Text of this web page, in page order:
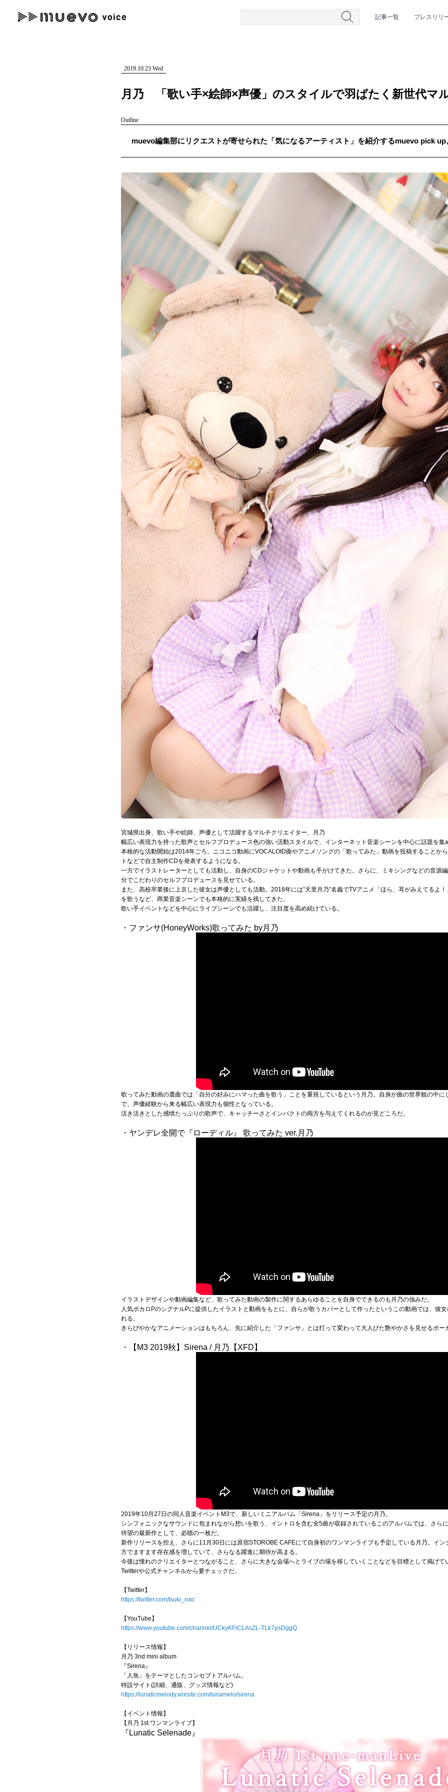
記事一覧 プレスリリ
#女性SSW #ロック #男性シンガー #HR/HM #女性シンガー #ヒップホップ #男性シンガーグルー
"読者の声を形にする”音楽特化メディア
2019.10.23 Wed
月乃 「歌い手×絵師×声優」のスタイルで羽ばたく新世代マ
Outline
muevo編集部にリクエストが寄せられた「気になるアーティスト」を紹介するmuevo pick
宮城県出身、歌い手や絵師、声優として活躍するマルチクリエイター、月乃
幅広い表現力を持った歌声とセルフプロデュース色の強い活動スタイルで、インターネット音楽シーンを中心に話題を集
本格的な活動開始は2014年ごろ。ニコニコ動画にVOCALOID曲やアニメソングの「歌ってみた」動画を投稿することか
トなどで自主制作CDを発表するようになる。
一方でイラストレーターとしても活動し、自身のCDジャケットや動画も手がけてきた。さらに、ミキシングなどの音源
分でこだわりのセルフプロデュースを見せている。
また、高校卒業後に上京した彼女は声優としても活動。2018年には”天里月乃”名義でTVアニメ「ほら、耳がみえてるよ
を歌うなど、商業音楽シーンでも本格的に実績を残してきた。
歌い手イベントなどを中心にライブシーンでも活躍し、注目度を高め続けている。
・ファンサ(HoneyWorks)歌ってみた by月乃
歌ってみた動画の選曲では「自分の好みにハマった曲を歌う」ことを重視しているという月乃。自身が曲の世界観の中に
で、声優経験から来る幅広い表現力も個性となっている。
活き活きとした感情たっぷりの歌声で、キャッチーさとインパクトの両方を与えてくれるのが見どころだ。
・ヤンデレ全開で『ローディル』 歌ってみた ver.月乃
イラストデザインや動画編集など、歌ってみた動画の製作に関するあらゆることを自身でできるのも月乃の強みだ。
人気ボカロPのシグナルPに提供したイラストと動画をもとに、自らが歌うカバーとして作ったというこの動画では、彼
れる。
きらびやかなアニメーションはもちろん、先に紹介した「ファンサ」とは打って変わって大人びた艶やかさを見せるボー
・【M3 2019秋】Sirena / 月乃【XFD】
2019年10月27日の同人音楽イベントM3で、新しいミニアルバム「Sirena」をリリース予定の月乃。
シンフォニックなサウンドに包まれながら想いを歌う、イントロを含む全5曲が収録されているこのアルバムでは、さら
待望の最新作として、必聴の一枚だ。
新作リリースを控え、さらに11月30日には原宿STOROBE CAFEにて自身初のワンマンライブも予定している月乃。イ
方でますます存在感を増していて、さらなる躍進に期待が高まる。
今後は憧れのクリエイターとつながること、さらに大きな会場へとライブの場を移していくことなどを目標として掲げて
Twitterや公式チャンネルから要チェックだ。
【Twitter】
https://twitter.com/tsuki_nxo
【YouTube】
https://www.youtube.com/channel/UCkyKFiCLAsZL-TLk7psDggQ
【リリース情報】
月乃 3nd mini album
『Sirena』
「人魚」をテーマとしたコンセプトアルバム。
特設サイト(詳細、通販、グッズ情報など)
https://lunaticmelody.wixsite.com/lunamelo/sirena
【イベント情報】
【月乃 1st ワンマンライブ】
『Lunatic Selenade』